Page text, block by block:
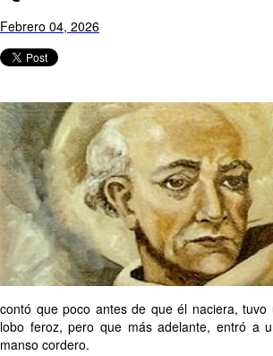
Febrero 04, 2026
contó que poco antes de que él naciera,
lobo feroz, pero que más adelante, entró a
manso cordero.